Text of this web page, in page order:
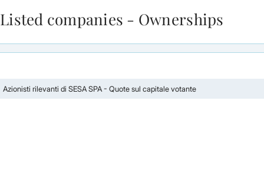
Skip to Main Content
Listed companies - Ownerships
Azionisti rilevanti di SESA SPA - Quote sul capitale votante